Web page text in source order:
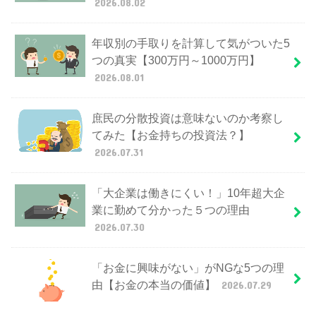
年収別の手取りを計算して気がついた5
つの真実【300万円～1000万円】
2026.08.01
庶民の分散投資は意味ないのか考察し
てみた【お金持ちの投資法？】
2026.07.31
「大企業は働きにくい！」10年超大企
業に勤めて分かった５つの理由
2026.07.30
「お金に興味がない」がNGな5つの理
由【お金の本当の価値】
2026.07.29